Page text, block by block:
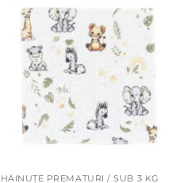
HĂINUȚE PREMATURI / SUB 3 KG